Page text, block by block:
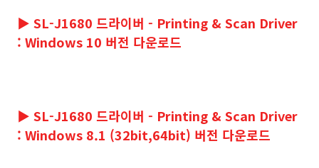
▶ SL-J1680 드라이버 - Printing & Scan Driver
: Windows 10 버전 다운로드
▶ SL-J1680 드라이버 - Printing & Scan Driver
: Windows 8.1 (32bit,64bit) 버전 다운로드